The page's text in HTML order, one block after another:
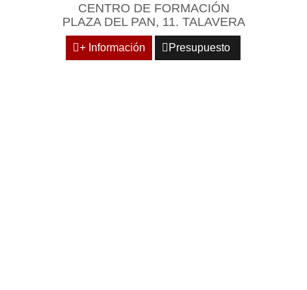
CENTRO DE FORMACIÓN
PLAZA DEL PAN, 11. TALAVERA
+ Información Presupuesto